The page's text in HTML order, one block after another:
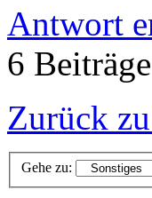
Antwort
6
Zurück
Gehe zu: